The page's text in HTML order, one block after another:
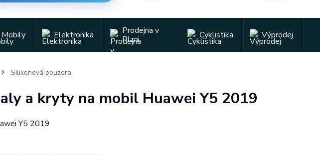
Mobily Elektronika
Prodejna v
Plzni
Cyklistika Výprodej
Silikonová pouzdra
a kryty na mobil Huawei Y5 2019
Y5 2019